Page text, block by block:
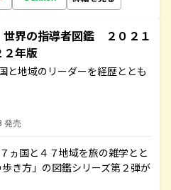
界の指導者図鑑 ２０２１
２年版
と地域のリーダーを経歴ととも
発売
ヵ国と４７地域を旅の雑学とと
き方」の図鑑シリーズ第２弾が